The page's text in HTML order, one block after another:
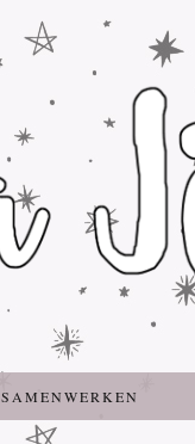
SAMENWERKEN